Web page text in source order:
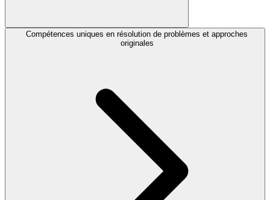
Compétences uniques en résolution de problèmes et approches
originales